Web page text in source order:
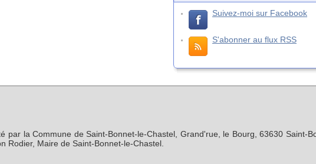
Suivez-moi sur Facebook
S'abonner au flux RSS
par la Commune de Saint-Bonnet-le-Chastel, Grand'rue, le Bourg, 63630 Saint-
Rodier, Maire de Saint-Bonnet-le-Chastel.